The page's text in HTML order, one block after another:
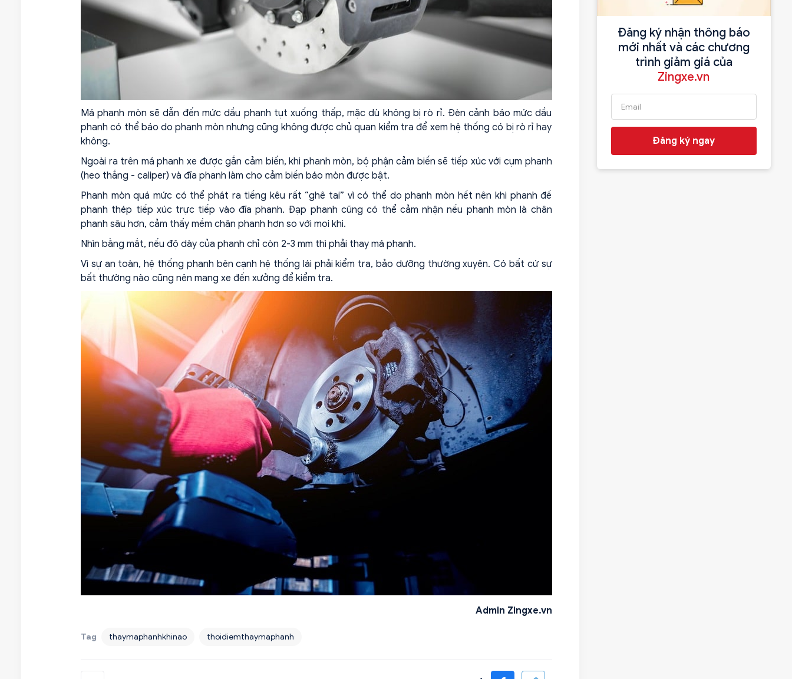
Má phanh mòn sẽ dẫn đến mức dầu phanh tụt xuống thấp, mặc dù không bị rò rỉ. Đèn cảnh báo mức dầu
phanh có thể báo do phanh mòn nhưng cũng không được chủ quan kiểm tra để xem hệ thống có bị rò rỉ hay
không.
Ngoài ra trên má phanh xe được gắn cảm biến, khi phanh mòn, bộ phận cảm biến sẽ tiếp xúc với cụm phanh
(heo thắng - caliper) và đĩa phanh làm cho cảm biến báo mòn được bật.
Phanh mòn quá mức có thể phát ra tiếng kêu rất “ghê tai” vì có thể do phanh mòn hết nên khi phanh đế
phanh thép tiếp xúc trực tiếp vào đĩa phanh. Đạp phanh cũng có thể cảm nhận nếu phanh mòn là chân
phanh sâu hơn, cảm thấy mềm chân phanh hơn so với mọi khi.
Nhìn bằng mắt, nếu độ dày của phanh chỉ còn 2-3 mm thì phải thay má phanh.
Vì sự an toàn, hệ thống phanh bên cạnh hệ thống lái phải kiểm tra, bảo dưỡng thường xuyên. Có bất cứ sự
bất thường nào cũng nên mang xe đến xưởng để kiểm tra.
Admin Zingxe.vn
Tag thaymaphanhkhinao thoidiemthaymaphanh
Đăng ký nhận thông báo
mới nhất và các chương
trình giảm giá của
Zingxe.vn
Đăng ký ngay